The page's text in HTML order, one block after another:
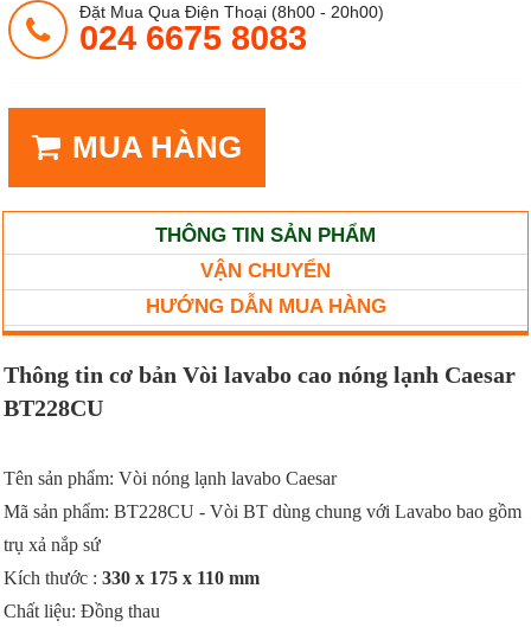
Đặt Mua Qua Điện Thoại (8h00 - 20h00)
024 6675 8083
MUA HÀNG
THÔNG TIN SẢN PHẨM
VẬN CHUYỂN
HƯỚNG DẪN MUA HÀNG
Thông tin cơ bản Vòi lavabo cao nóng lạnh Caesar
BT228CU
Tên sản phẩm: Vòi nóng lạnh lavabo Caesar
Mã sản phẩm: BT228CU - Vòi BT dùng chung với Lavabo bao gồm
trụ xả nắp sứ
Kích thước : 330 x 175 x 110 mm
Chất liệu: Đồng thau